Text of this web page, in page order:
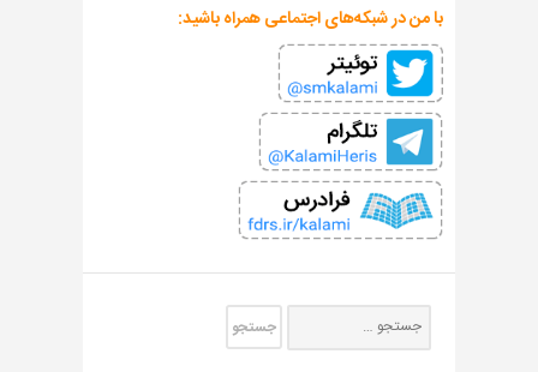
با من در شبکه‌های اجتماعی همراه باشید: